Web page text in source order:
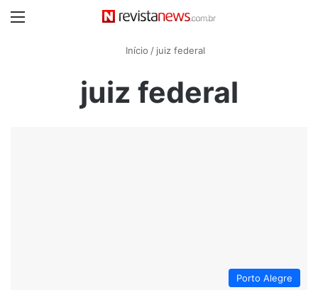
Início / juiz federal
juiz federal
Porto Alegre